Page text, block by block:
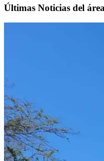
Últimas Noticias del